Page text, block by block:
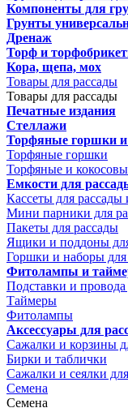
Компоненты для
Грунты
Дренаж
Торф и
Кора, щепа, мох
Товары для рассады
Товары для рассады
Печатные издания
Стеллажи
Торфяные горшки и
Торфяные горшки
Торфяные и
Емкости для
Кассеты для
Мини парники для
Пакеты для рассады
Ящики и поддоны
Горшки и наборы для
Фитолампы и
Подставки и
Таймеры
Фитолампы
Аксессуары для
Сажалки и корзины
Бирки и таблички
Сажалки и сеялки
Семена
Семена